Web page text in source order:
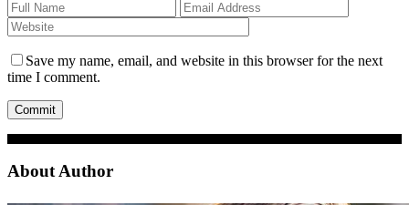
Save my name, email, and website in this browser for the next
time I comment.
About Author